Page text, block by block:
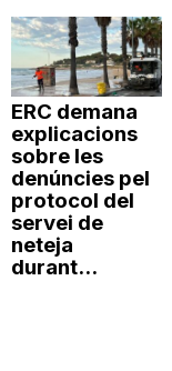
ERC demana
explicacions
sobre les
denúncies pel
protocol del
servei de
neteja
durant...